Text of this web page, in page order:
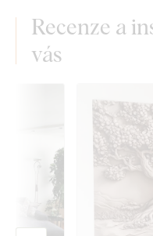
Recenze a
vás